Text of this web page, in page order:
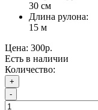
30 см
Длина рулона:
15 м
Цена: 300р.
Есть в наличии
Количество:
+
-